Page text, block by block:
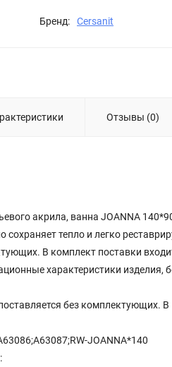
Бренд: Cersanit
Отзывы (0)
акрила, ванна JOANNA
сохраняет тепло и легко
В комплект поставки
характеристики изделия,
без комплектующих.
JOANNA*140